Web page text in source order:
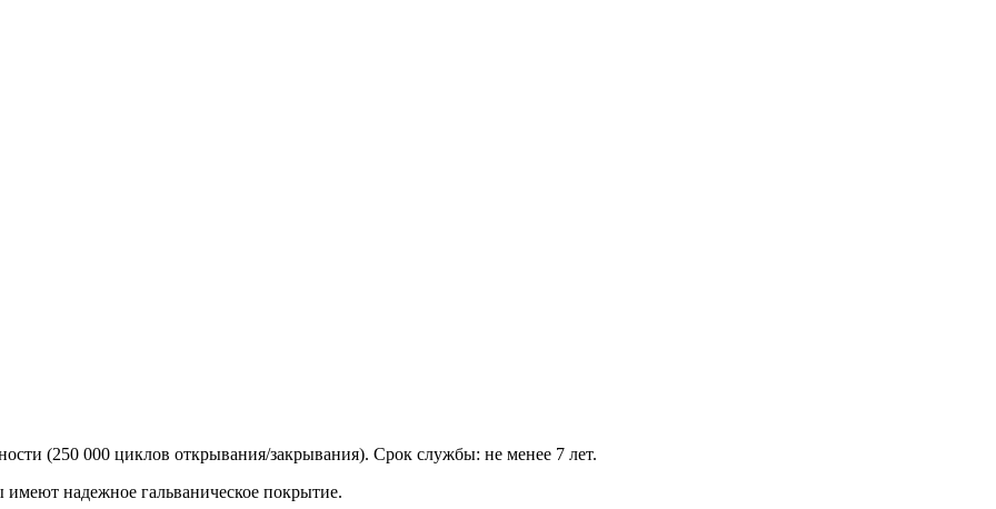
(250 000 циклов открывания/закрывания). Срок службы: не менее 7 лет.
надежное гальваническое покрытие.